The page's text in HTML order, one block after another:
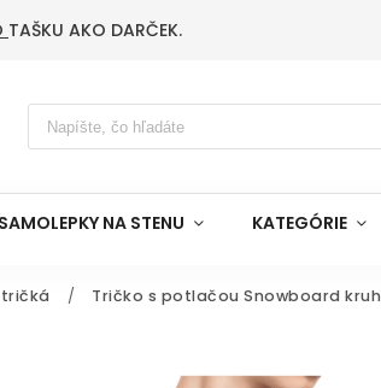
TAŠKU AKO DARČEK.
SAMOLEPKY NA STENU KATEGÓRIE
/ Tričko s potlačou Snowboard kruh